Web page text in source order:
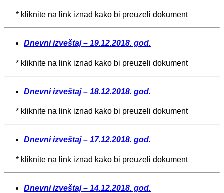
* kliknite na link iznad kako bi preuzeli dokument
Dnevni izveštaj – 19.12.2018. god.
* kliknite na link iznad kako bi preuzeli dokument
Dnevni izveštaj – 18.12.2018. god.
* kliknite na link iznad kako bi preuzeli dokument
Dnevni izveštaj – 17.12.2018. god.
* kliknite na link iznad kako bi preuzeli dokument
Dnevni izveštaj – 14.12.2018. god.